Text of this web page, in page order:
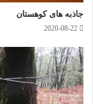
جاذبه های کوهستان
2020-08-22